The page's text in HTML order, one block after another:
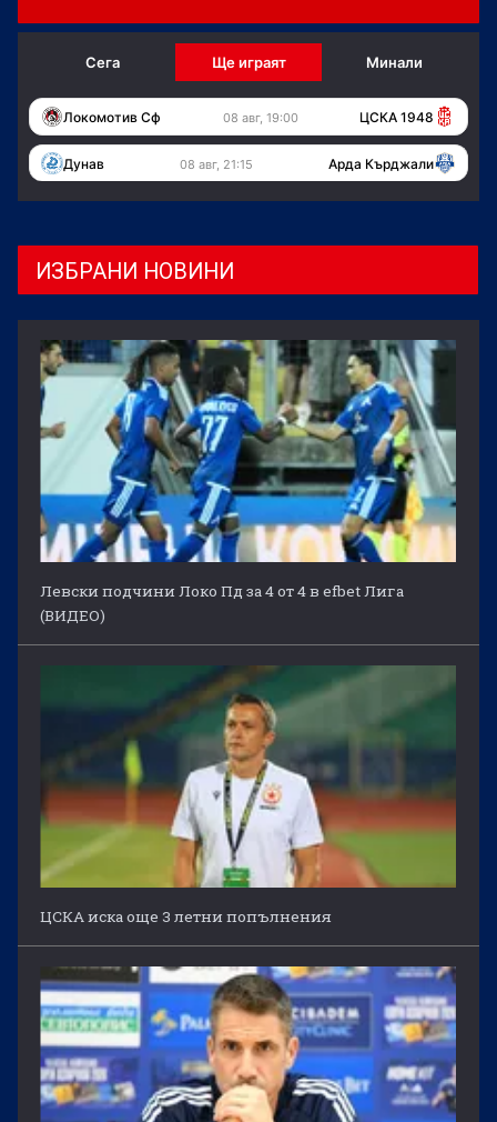
Сега Ще играят Минали
Локомотив Сф 08 авг, 19:00 ЦСКА 1948
Дунав 08 авг, 21:15 Арда Кърджали
ИЗБРАНИ НОВИНИ
Левски подчини Локо Пд за 4 от 4 в efbet Лига
(ВИДЕО)
ЦСКА иска още 3 летни попълнения